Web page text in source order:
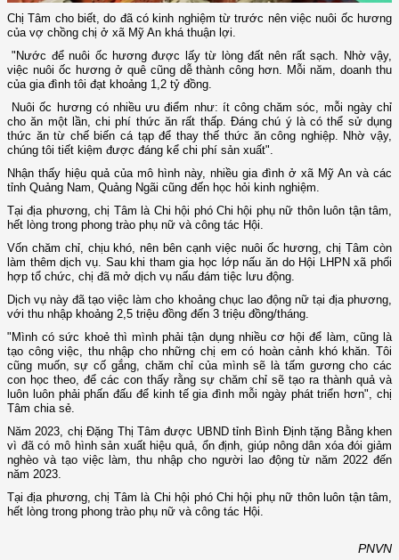
Chị Tâm cho biết, do đã có kinh nghiệm từ trước nên việc nuôi ốc hương
của vợ chồng chị ở xã Mỹ An khá thuận lợi.
"Nước để nuôi ốc hương được lấy từ lòng đất nên rất sạch. Nhờ vậy,
việc nuôi ốc hương ở quê cũng dễ thành công hơn. Mỗi năm, doanh thu
của gia đình tôi đạt khoảng 1,2 tỷ đồng.
Nuôi ốc hương có nhiều ưu điểm như: ít công chăm sóc, mỗi ngày chỉ
cho ăn một lần, chi phí thức ăn rất thấp. Đáng chú ý là có thể sử dụng
thức ăn từ chế biến cá tạp để thay thế thức ăn công nghiệp. Nhờ vậy,
chúng tôi tiết kiệm được đáng kể chi phí sản xuất".
Nhận thấy hiệu quả của mô hình này, nhiều gia đình ở xã Mỹ An và các
tỉnh Quảng Nam, Quảng Ngãi cũng đến học hỏi kinh nghiệm.
Tại địa phương, chị Tâm là Chi hội phó Chi hội phụ nữ thôn luôn tận tâm,
hết lòng trong phong trào phụ nữ và công tác Hội.
Vốn chăm chỉ, chịu khó, nên bên cạnh việc nuôi ốc hương, chị Tâm còn
làm thêm dịch vụ. Sau khi tham gia học lớp nấu ăn do Hội LHPN xã phối
hợp tổ chức, chị đã mở dịch vụ nấu đám tiệc lưu động.
Dịch vụ này đã tạo việc làm cho khoảng chục lao động nữ tại địa phương,
với thu nhập khoảng 2,5 triệu đồng đến 3 triệu đồng/tháng.
"Mình có sức khoẻ thì mình phải tận dụng nhiều cơ hội để làm, cũng là
tạo công việc, thu nhập cho những chị em có hoàn cảnh khó khăn. Tôi
cũng muốn, sự cố gắng, chăm chỉ của mình sẽ là tấm gương cho các
con học theo, để các con thấy rằng sự chăm chỉ sẽ tạo ra thành quả và
luôn luôn phải phấn đấu để kinh tế gia đình mỗi ngày phát triển hơn", chị
Tâm chia sẻ.
Năm 2023, chị Đặng Thị Tâm được UBND tỉnh Bình Định tặng Bằng khen
vì đã có mô hình sản xuất hiệu quả, ổn định, giúp nông dân xóa đói giảm
nghèo và tạo việc làm, thu nhập cho người lao động từ năm 2022 đến
năm 2023.
Tại địa phương, chị Tâm là Chi hội phó Chi hội phụ nữ thôn luôn tận tâm,
hết lòng trong phong trào phụ nữ và công tác Hội.
PNVN